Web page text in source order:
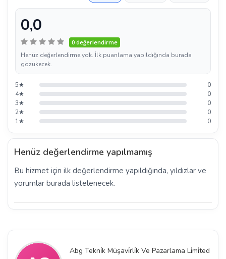
0,0
0 değerlendirme
Henüz değerlendirme yok. İlk puanlama yapıldığında burada
gözükecek.
5★
0
4★
0
3★
0
2★
0
1★
0
Henüz değerlendirme yapılmamış
Bu hizmet için ilk değerlendirme yapıldığında, yıldızlar ve
yorumlar burada listelenecek.
Abg Tekni̇k Müşavi̇rli̇k Ve Pazarlama Li̇mi̇ted